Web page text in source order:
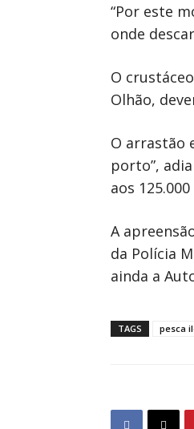
“Por este
onde
O
Olhão,
O arrastão
porto”,
aos
A
da Polícia
ainda a
TAGS pesca